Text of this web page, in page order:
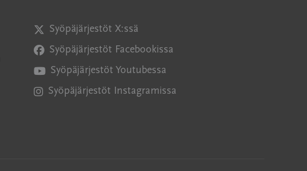
Syöpäjärjestöt X:ssä
Avautuu uuteen ikkunaan
Syöpäjärjestöt Facebookissa
Avautuu uuteen ikkunaan
Syöpäjärjestöt Youtubessa
Avautuu uuteen ikkunaan
Syöpäjärjestöt Instagramissa
Avautuu uuteen ikkunaan